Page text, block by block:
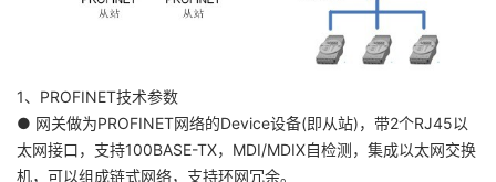
1、PROFINET技术参数
● 网关做为PROFINET网络的Device设备(即从站)，带2个RJ45以
太网接口，支持100BASE-TX，MDI/MDIX自检测，集成以太网交换
机，可以组成链式网络，支持环网冗余。